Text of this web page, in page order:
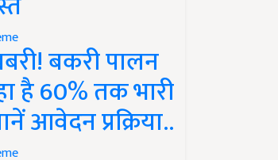
बकरी पालन
है 60% तक भारी
आवेदन प्रक्रिया..